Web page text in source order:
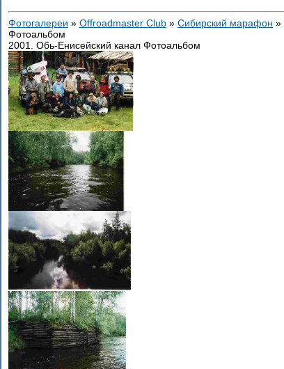
Фотогалереи » Offroadmaster Club » Сибирский марафон »
Фотоальбом
2001. Обь-Енисейский канал Фотоальбом